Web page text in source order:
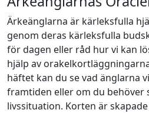
Ärkeänglarna är kärleksfulla
genom deras kärleksfulla
för dagen eller råd hur vi kan
hjälp av
häftet kan du se vad änglarna
framtiden eller om du behöver
livssituation. Korten är